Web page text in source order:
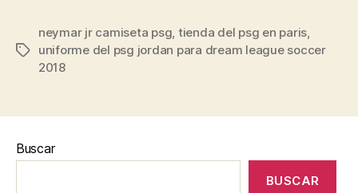
Etiquetas
neymar jr camiseta psg, tienda del psg en paris,
uniforme del psg jordan para dream league soccer
2018
Buscar
BUSCAR